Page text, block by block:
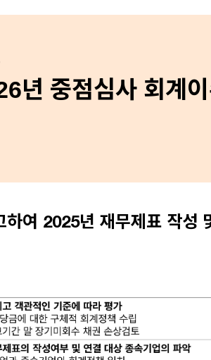
년 중점심사 회계
여 2025년 재무제표 작성